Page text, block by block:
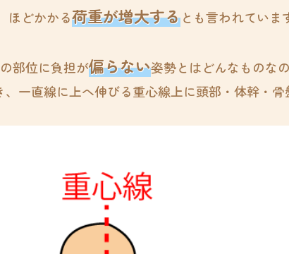
ほどかかる荷重が増大するとも言われていま
部位に負担が偏らない姿勢とはどんなものな
一直線に上へ伸びる重心線上に頭部・体幹・骨